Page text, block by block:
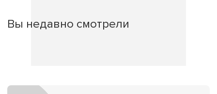
Вы недавно смотрели